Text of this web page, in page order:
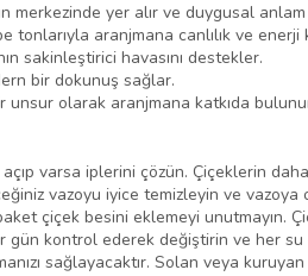
merkezinde yer alır ve duygusal anlam
tonlarıyla aranjmana canlılık ve enerji
sakinleştirici havasını destekler.
bir dokunuş sağlar.
olarak aranjmana katkıda
varsa iplerini çözün. Çiçeklerin
vazoyu iyice temizleyin ve vazoya
çiçek besini eklemeyi unutmayın.
kontrol ederek değiştirin ve her
sağlayacaktır. Solan veya